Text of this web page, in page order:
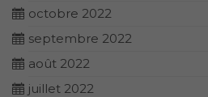
octobre 2022
septembre 2022
août 2022
juillet 2022